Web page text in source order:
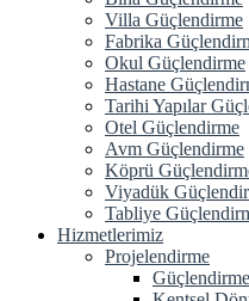
Villa Güçlendirme
Fabrika
Okul Güçlendirme
Hastane
Tarihi Yapılar
Otel Güçlendirme
Avm Güçlendirme
Köprü
Viyadük
Tabliye
Hizmetlerimiz
Projelendirme